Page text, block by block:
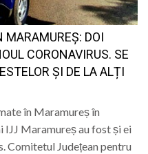
MARAMUREȘ: DOI
CORONAVIRUS. SE
ȘI DE LA ALȚI
în Maramureș în
IJJ Maramureș au fost și ei
Comitetul Județean pentru